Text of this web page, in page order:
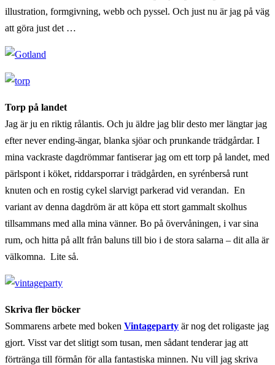
illustration, formgivning, webb och pyssel. Och just nu är jag på väg
att göra just det …
Torp på landet
Jag är ju en riktig rålantis. Och ju äldre jag blir desto mer längtar jag
efter never ending-ängar, blanka sjöar och prunkande trädgårdar. I
mina vackraste dagdrömmar fantiserar jag om ett torp på landet, med
pärlspont i köket, riddarsporrar i trädgården, en syrénberså runt
knuten och en rostig cykel slarvigt parkerad vid verandan. En
variant av denna dagdröm är att köpa ett stort gammalt skolhus
tillsammans med alla mina vänner. Bo på övervåningen, i var sina
rum, och hitta på allt från baluns till bio i de stora salarna – dit alla är
välkomna. Lite så.
Skriva fler böcker
Sommarens arbete med boken Vintageparty är nog det roligaste jag
gjort. Visst var det slitigt som tusan, men sådant tenderar jag att
förtränga till förmån för alla fantastiska minnen. Nu vill jag skriva